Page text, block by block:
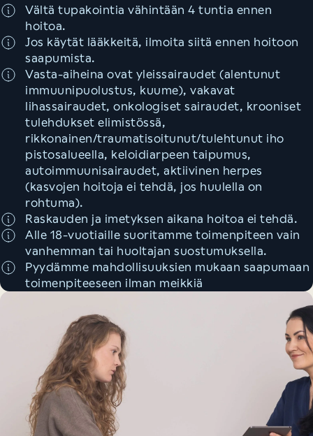
Vältä tupakointia vähintään 4 tuntia ennen
hoitoa.
Jos käytät lääkkeitä, ilmoita siitä ennen hoitoon
saapumista.
Vasta-aiheina ovat yleissairaudet (alentunut
immuunipuolustus, kuume), vakavat
lihassairaudet, onkologiset sairaudet, krooniset
tulehdukset elimistössä,
rikkonainen/traumatisoitunut/tulehtunut iho
pistosalueella, keloidiarpeen taipumus,
autoimmuunisairaudet, aktiivinen herpes
(kasvojen hoitoja ei tehdä, jos huulella on
rohtuma).
Raskauden ja imetyksen aikana hoitoa ei tehdä.
Alle 18-vuotiaille suoritamme toimenpiteen vain
vanhemman tai huoltajan suostumuksella.
Pyydämme mahdollisuuksien mukaan saapumaan
toimenpiteeseen ilman meikkiä